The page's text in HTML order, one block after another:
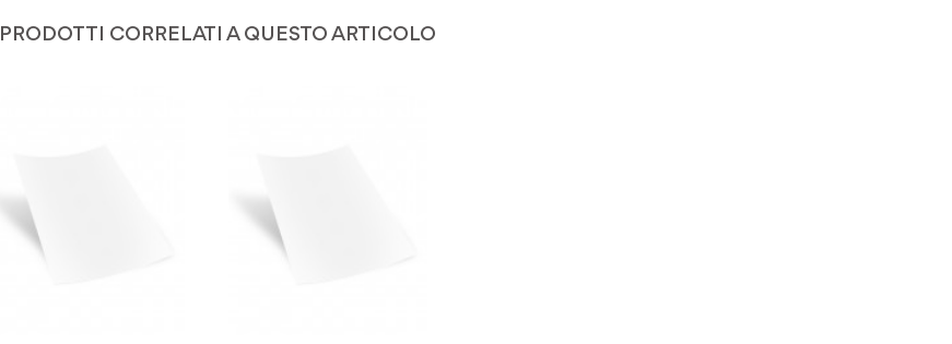
PRODOTTI CORRELATI A QUESTO ARTICOLO